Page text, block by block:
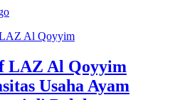
LAZ Al Qoyyim
Usaha Ayam